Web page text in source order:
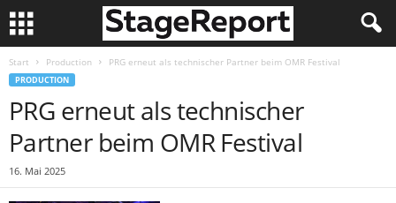
Start Production PRG erneut als technischer Partner beim OMR Festival
PRODUCTION
PRG erneut als technischer
Partner beim OMR Festival
16. Mai 2025